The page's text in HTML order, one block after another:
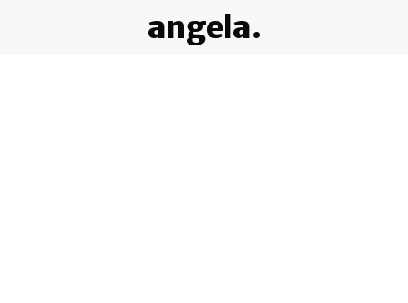
angela.